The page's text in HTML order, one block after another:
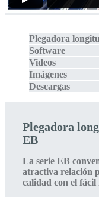
Plegadora
Software
Videos
Imágenes
Descargas
Plegadora
EB
La serie EB
atractiva relación
calidad con el fácil